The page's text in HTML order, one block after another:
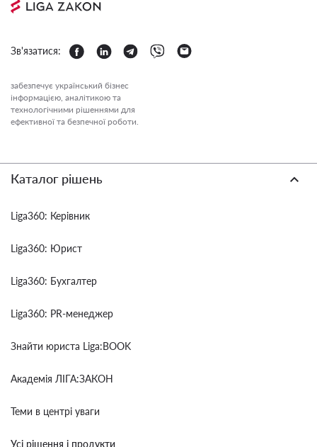
Зв'язатися:
забезпечує український бізнес
інформацією, аналітикою та
технологічними рішеннями для
ефективної та безпечної роботи.
Каталог рішень
Liga360: Керівник
Liga360: Юрист
Liga360: Бухгалтер
Liga360: PR-менеджер
Знайти юриста Liga:BOOK
Академія ЛІГА:ЗАКОН
Теми в центрі уваги
Усі рішення і продукти